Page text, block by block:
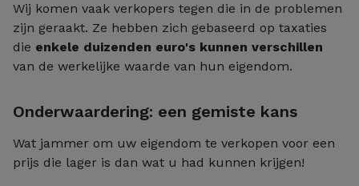
Wij komen vaak verkopers tegen die in de problemen
zijn geraakt. Ze hebben zich gebaseerd op taxaties
die enkele duizenden euro's kunnen verschillen
van de werkelijke waarde van hun eigendom.
Onderwaardering: een gemiste kans
Wat jammer om uw eigendom te verkopen voor een
prijs die lager is dan wat u had kunnen krijgen!